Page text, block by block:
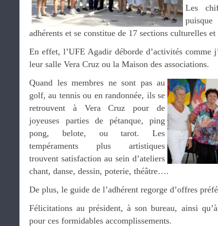
Les
adhérents et se constitue de 17 sections culturelles
En effet, l’UFE Agadir déborde d’activités comme
leur salle Vera Cruz ou la Maison des associations.
Quand les membres ne sont pas au
golf, au tennis ou en randonnée, ils se
retrouvent à Vera Cruz pour de
joyeuses parties de pétanque, ping
pong, belote, ou tarot. Les
tempéraments plus artistiques
trouvent satisfaction au sein d’ateliers
chant, danse, dessin, poterie, théâtre….
De plus, le guide de l’adhérent regorge d’offres
Félicitations au président, à son bureau, ainsi
pour ces formidables accomplissements.